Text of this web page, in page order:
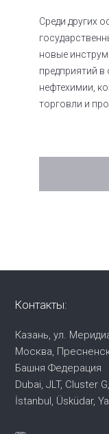
Среди других
новые
предприятий
нефтехимии,
торговли и
Контакты:
Казань, ул.
Москва,
Башня Федерация
Dubai, JLT, Cluster
İstanbul, Üsküdar,